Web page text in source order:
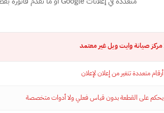
مركز صيانة وايت ويل غير معتمد
أرقام متعددة تتغير من إعلان لإعلان
يحكم على القطعة بدون قياس فعلي ولا أدوات متخصصة